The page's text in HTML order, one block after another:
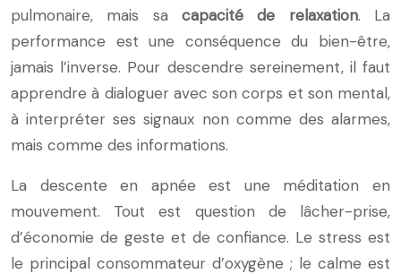
pulmonaire, mais sa capacité de relaxation. La
performance est une conséquence du bien-être,
jamais l’inverse. Pour descendre sereinement, il faut
apprendre à dialoguer avec son corps et son mental,
à interpréter ses signaux non comme des alarmes,
mais comme des informations.
La descente en apnée est une méditation en
mouvement. Tout est question de lâcher-prise,
d’économie de geste et de confiance. Le stress est
le principal consommateur d’oxygène ; le calme est